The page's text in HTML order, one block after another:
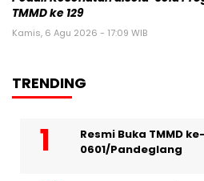
TMMD ke 129
Kamis, 6 Agu 2026 - 17:09 WIB
TRENDING
Resmi Buka TMMD
0601/Pandeglang